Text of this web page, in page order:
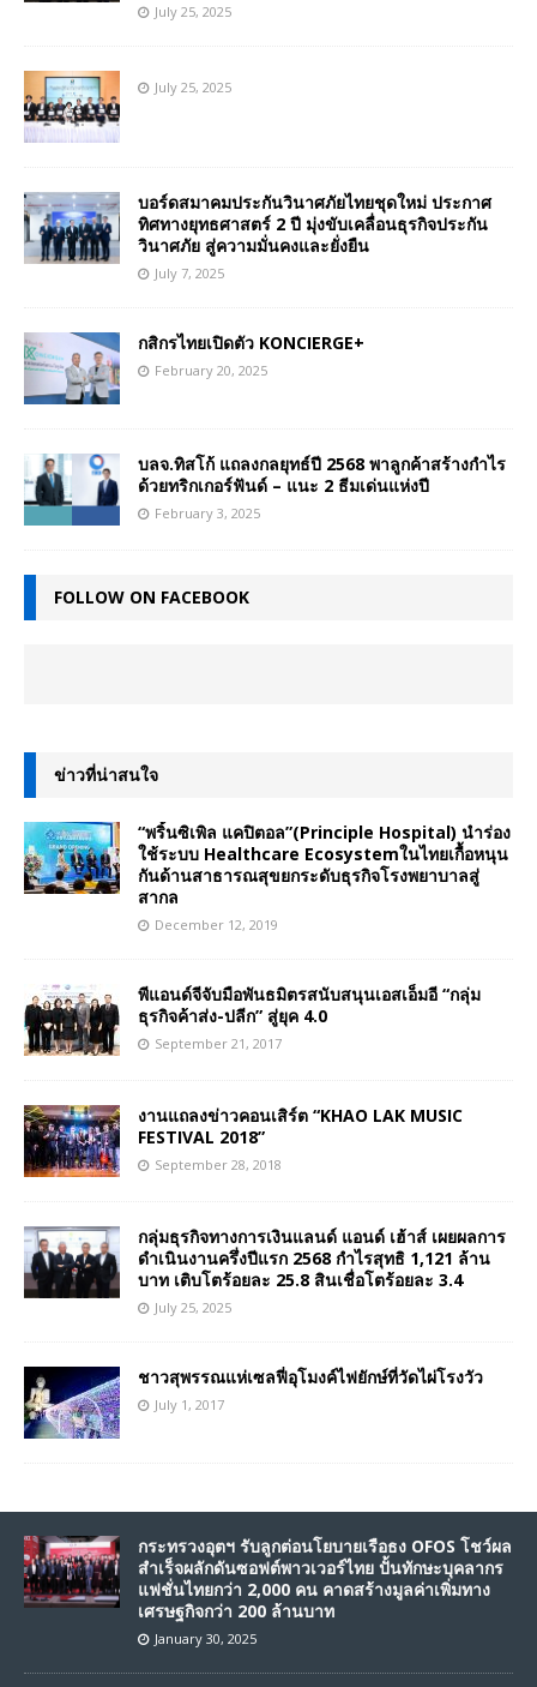
July 25, 2025
July 25, 2025
บอร์ดสมาคมประกันวินาศภัยไทยชุดใหม่ ประกาศ
ทิศทางยุทธศาสตร์ 2 ปี มุ่งขับเคลื่อนธุรกิจประกัน
วินาศภัย สู่ความมั่นคงและยั่งยืน
July 7, 2025
กสิกรไทยเปิดตัว KONCIERGE+
February 20, 2025
บลจ.ทิสโก้ แถลงกลยุทธ์ปี 2568 พาลูกค้าสร้างกำไร
ด้วยทริกเกอร์ฟันด์ – แนะ 2 ธีมเด่นแห่งปี
February 3, 2025
FOLLOW ON FACEBOOK
ข่าวที่น่าสนใจ
“พริ้นซิเพิล แคปิตอล”(Principle Hospital) นำร่อง
ใช้ระบบ Healthcare Ecosystemในไทยเกื้อหนุน
กันด้านสาธารณสุขยกระดับธุรกิจโรงพยาบาลสู่
สากล
December 12, 2019
พีแอนด์จีจับมือพันธมิตรสนับสนุนเอสเอ็มอี “กลุ่ม
ธุรกิจค้าส่ง-ปลีก” สู่ยุค 4.0
September 21, 2017
งานแถลงข่าวคอนเสิร์ต “KHAO LAK MUSIC
FESTIVAL 2018”
September 28, 2018
กลุ่มธุรกิจทางการเงินแลนด์ แอนด์ เฮ้าส์ เผยผลการ
ดำเนินงานครึ่งปีแรก 2568 กำไรสุทธิ 1,121 ล้าน
บาท เติบโตร้อยละ 25.8 สินเชื่อโตร้อยละ 3.4
July 25, 2025
ชาวสุพรรณแห่เซลฟี่อุโมงค์ไฟยักษ์ที่วัดไผ่โรงวัว
July 1, 2017
กระทรวงอุตฯ รับลูกต่อนโยบายเรือธง OFOS โชว์ผล
สำเร็จผลักดันซอฟต์พาวเวอร์ไทย ปั้นทักษะบุคลากร
แฟชั่นไทยกว่า 2,000 คน คาดสร้างมูลค่าเพิ่มทาง
เศรษฐกิจกว่า 200 ล้านบาท
January 30, 2025